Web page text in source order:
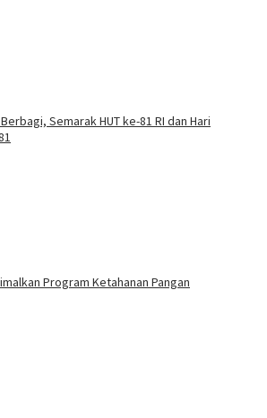
Semarak HUT ke-81 RI dan Hari
Program Ketahanan Pangan